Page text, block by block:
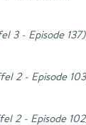
3 - Episode 137)
2 - Episode 103
2 - Episode 102